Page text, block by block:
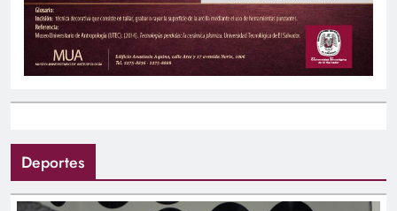
Deportes